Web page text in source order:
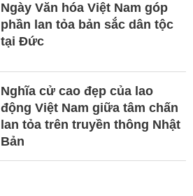
Ngày Văn hóa Việt Nam góp
phần lan tỏa bản sắc dân tộc
tại Đức ​
Nghĩa cử cao đẹp của lao
động Việt Nam giữa tâm chấn
lan tỏa trên truyền thông Nhật
Bản